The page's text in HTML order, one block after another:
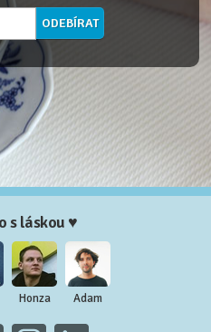
s láskou ♥
Honza Adam